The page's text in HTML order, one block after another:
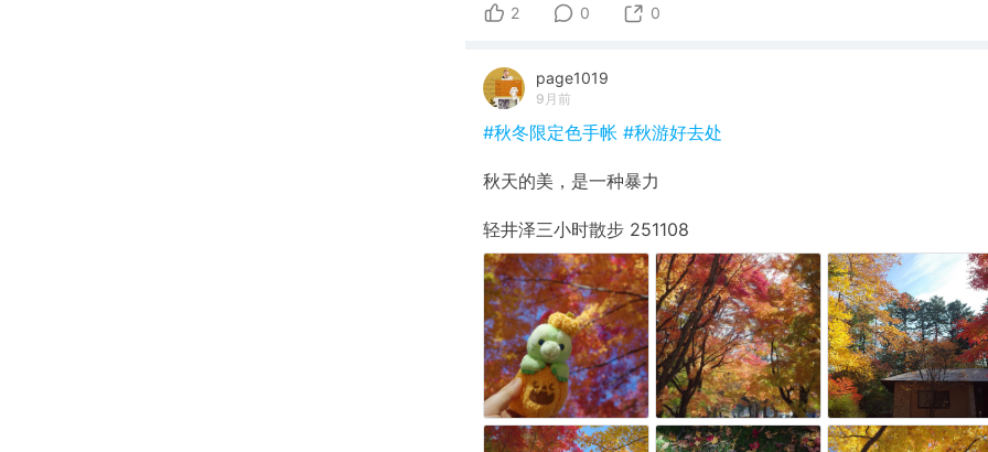
2 0 0
page1019
9月前
#秋冬限定色手帐 #秋游好去处
秋天的美，是一种暴力
轻井泽三小时散步 251108